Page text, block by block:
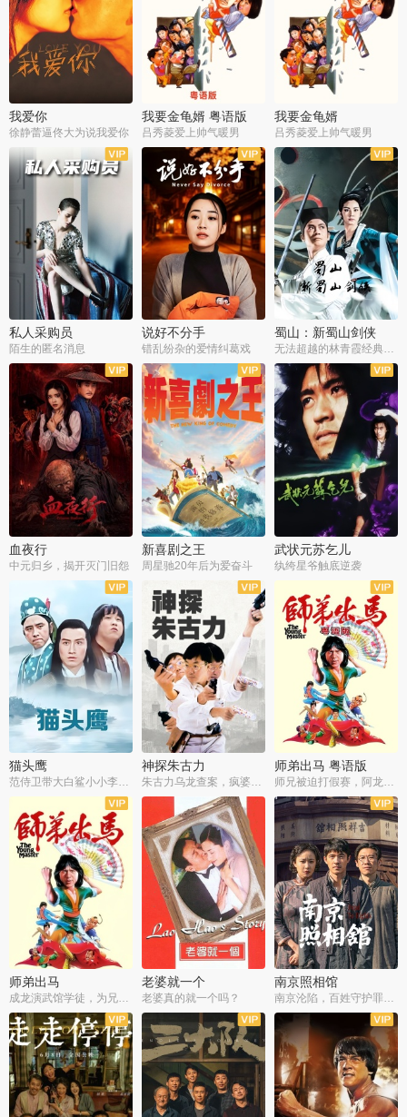
我爱你
徐静蕾逼佟大为说我爱你
我要金龟婿 粤语版
吕秀菱爱上帅气暖男
我要金龟婿
吕秀菱爱上帅气暖男
私人采购员
陌生的匿名消息
说好不分手
错乱纷杂的爱情纠葛戏
蜀山：新蜀山剑侠
无法超越的林青霞经典角色
血夜行
中元归乡，揭开灭门旧怨
新喜剧之王
周星驰20年后为爱奋斗
武状元苏乞儿
纨绔星爷触底逆袭
猫头鹰
范侍卫带大白鲨小小李破案寻妃
神探朱古力
朱古力乌龙查案，疯婆子神助攻
师弟出马 粤语版
师兄被迫打假赛，阿龙追查斗黑帮
师弟出马
成龙演武馆学徒，为兄搏命战黑道
老婆就一个
老婆真的就一个吗？
南京照相馆
南京沦陷，百姓守护罪证底片